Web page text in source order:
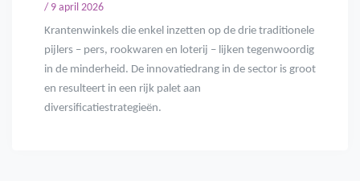
/ 9 april 2026
Krantenwinkels die enkel inzetten op de drie traditionele
pijlers – pers, rookwaren en loterij – lijken tegenwoordig
in de minderheid. De innovatiedrang in de sector is groot
en resulteert in een rijk palet aan
diversificatiestrategieën.